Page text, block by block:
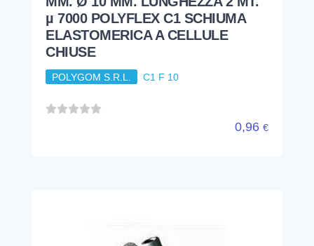
µ 7000 POLYFLEX C1 SCHIUMA
ELASTOMERICA A CELLULE
CHIUSE
POLYGOM S.R.L. C1 F 10
0,96 €